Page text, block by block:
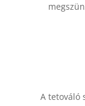
A tetováló